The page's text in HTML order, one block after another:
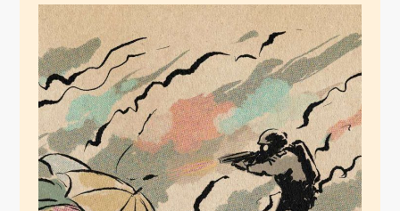
Hong Kong, China
Portland, USA